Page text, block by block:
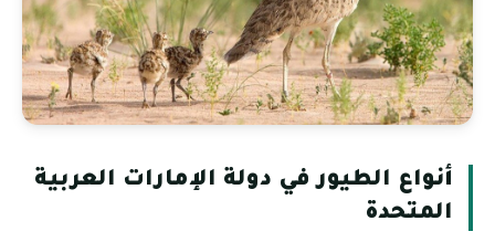
أنواع الطيور في دولة الإمارات العربية
المتحدة